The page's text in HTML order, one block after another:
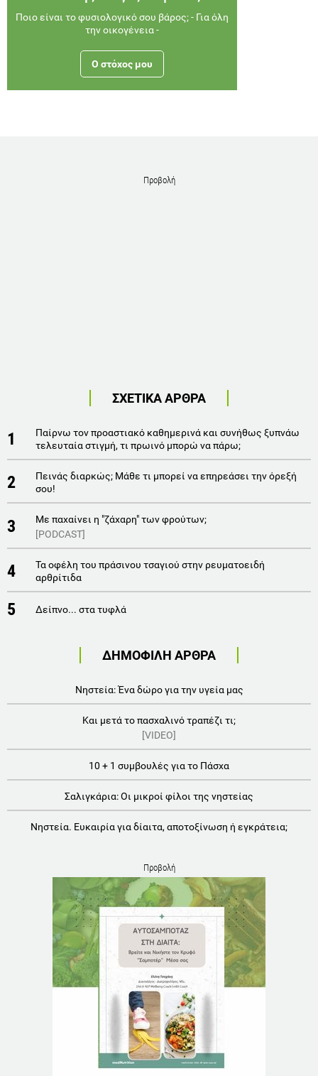
Ποιο είναι το φυσιολογικό σου βάρος; - Για όλη
την οικογένεια -
Ο στόχος μου
Προβολή
ΣΧΕΤΙΚΑ ΑΡΘΡΑ
1
Παίρνω τον προαστιακό καθημερινά και συνήθως ξυπνάω
τελευταία στιγμή, τι πρωινό μπορώ να πάρω;
2
Πεινάς διαρκώς; Μάθε τι μπορεί να επηρεάσει την όρεξή
σου!
3
Με παχαίνει η "ζάχαρη" των φρούτων;
[PODCAST]
4
Τα οφέλη του πράσινου τσαγιού στην ρευματοειδή
αρθρίτιδα
5 Δείπνο... στα τυφλά
ΔΗΜΟΦΙΛΗ ΑΡΘΡΑ
Νηστεία: Ένα δώρο για την υγεία μας
Και μετά το πασχαλινό τραπέζι τι;
[VIDEO]
10 + 1 συμβουλές για το Πάσχα
Σαλιγκάρια: Οι μικροί φίλοι της νηστείας
Νηστεία. Ευκαιρία για δίαιτα, αποτοξίνωση ή εγκράτεια;
Προβολή